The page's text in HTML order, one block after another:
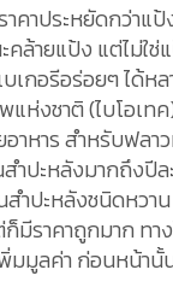
าประหยัดกว่าแ
ายแป้ง แต่ไม่ใ
กอรีอร่อยๆ ได้
ห่งชาติ (ไบโอเ
หาร สำหรับฟล
ปะหลังมากถึงปี
ะหลังชนิดหวา
ราคาถูกมาก ท
มูลค่า ก่อนหน้านั้